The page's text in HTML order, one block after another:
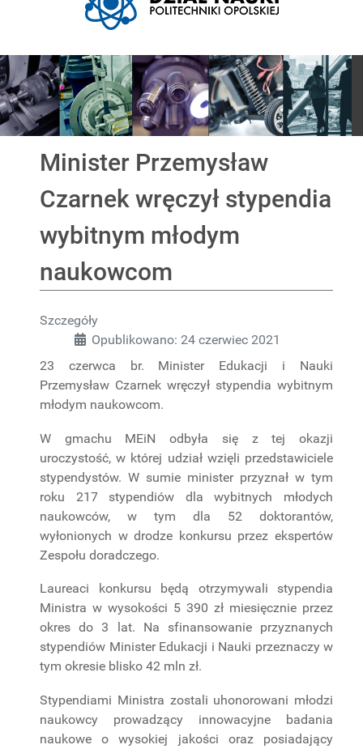
Pokaz slajdów
PROJEKTY
Minister Przemysław
Czarnek wręczył stypendia
wybitnym młodym
naukowcom
Szczegóły
Opublikowano: 24 czerwiec 2021
23 czerwca br. Minister Edukacji i Nauki
Przemysław Czarnek wręczył stypendia wybitnym
młodym naukowcom.
W gmachu MEiN odbyła się z tej okazji
uroczystość, w której udział wzięli przedstawiciele
stypendystów. W sumie minister przyznał w tym
roku 217 stypendiów dla wybitnych młodych
naukowców, w tym dla 52 doktorantów,
wyłonionych w drodze konkursu przez ekspertów
Zespołu doradczego.
Laureaci konkursu będą otrzymywali stypendia
Ministra w wysokości 5 390 zł miesięcznie przez
okres do 3 lat. Na sfinansowanie przyznanych
stypendiów Minister Edukacji i Nauki przeznaczy w
tym okresie blisko 42 mln zł.
Stypendiami Ministra zostali uhonorowani młodzi
naukowcy prowadzący innowacyjne badania
naukowe o wysokiej jakości oraz posiadający